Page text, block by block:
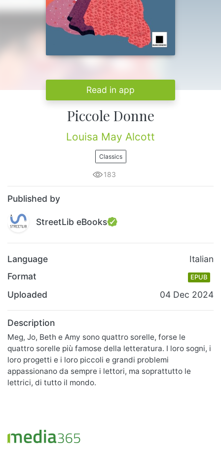
Read in app
Piccole Donne
Louisa May Alcott
Classics
183
Published by
StreetLib eBooks
Language
Italian
Format
EPUB
Uploaded 04 Dec 2024
Description
Meg, Jo, Beth e Amy sono quattro sorelle, forse le
quattro sorelle più famose della letteratura. I loro sogni, i
loro progetti e i loro piccoli e grandi problemi
appassionano da sempre i lettori, ma soprattutto le
lettrici, di tutto il mondo.